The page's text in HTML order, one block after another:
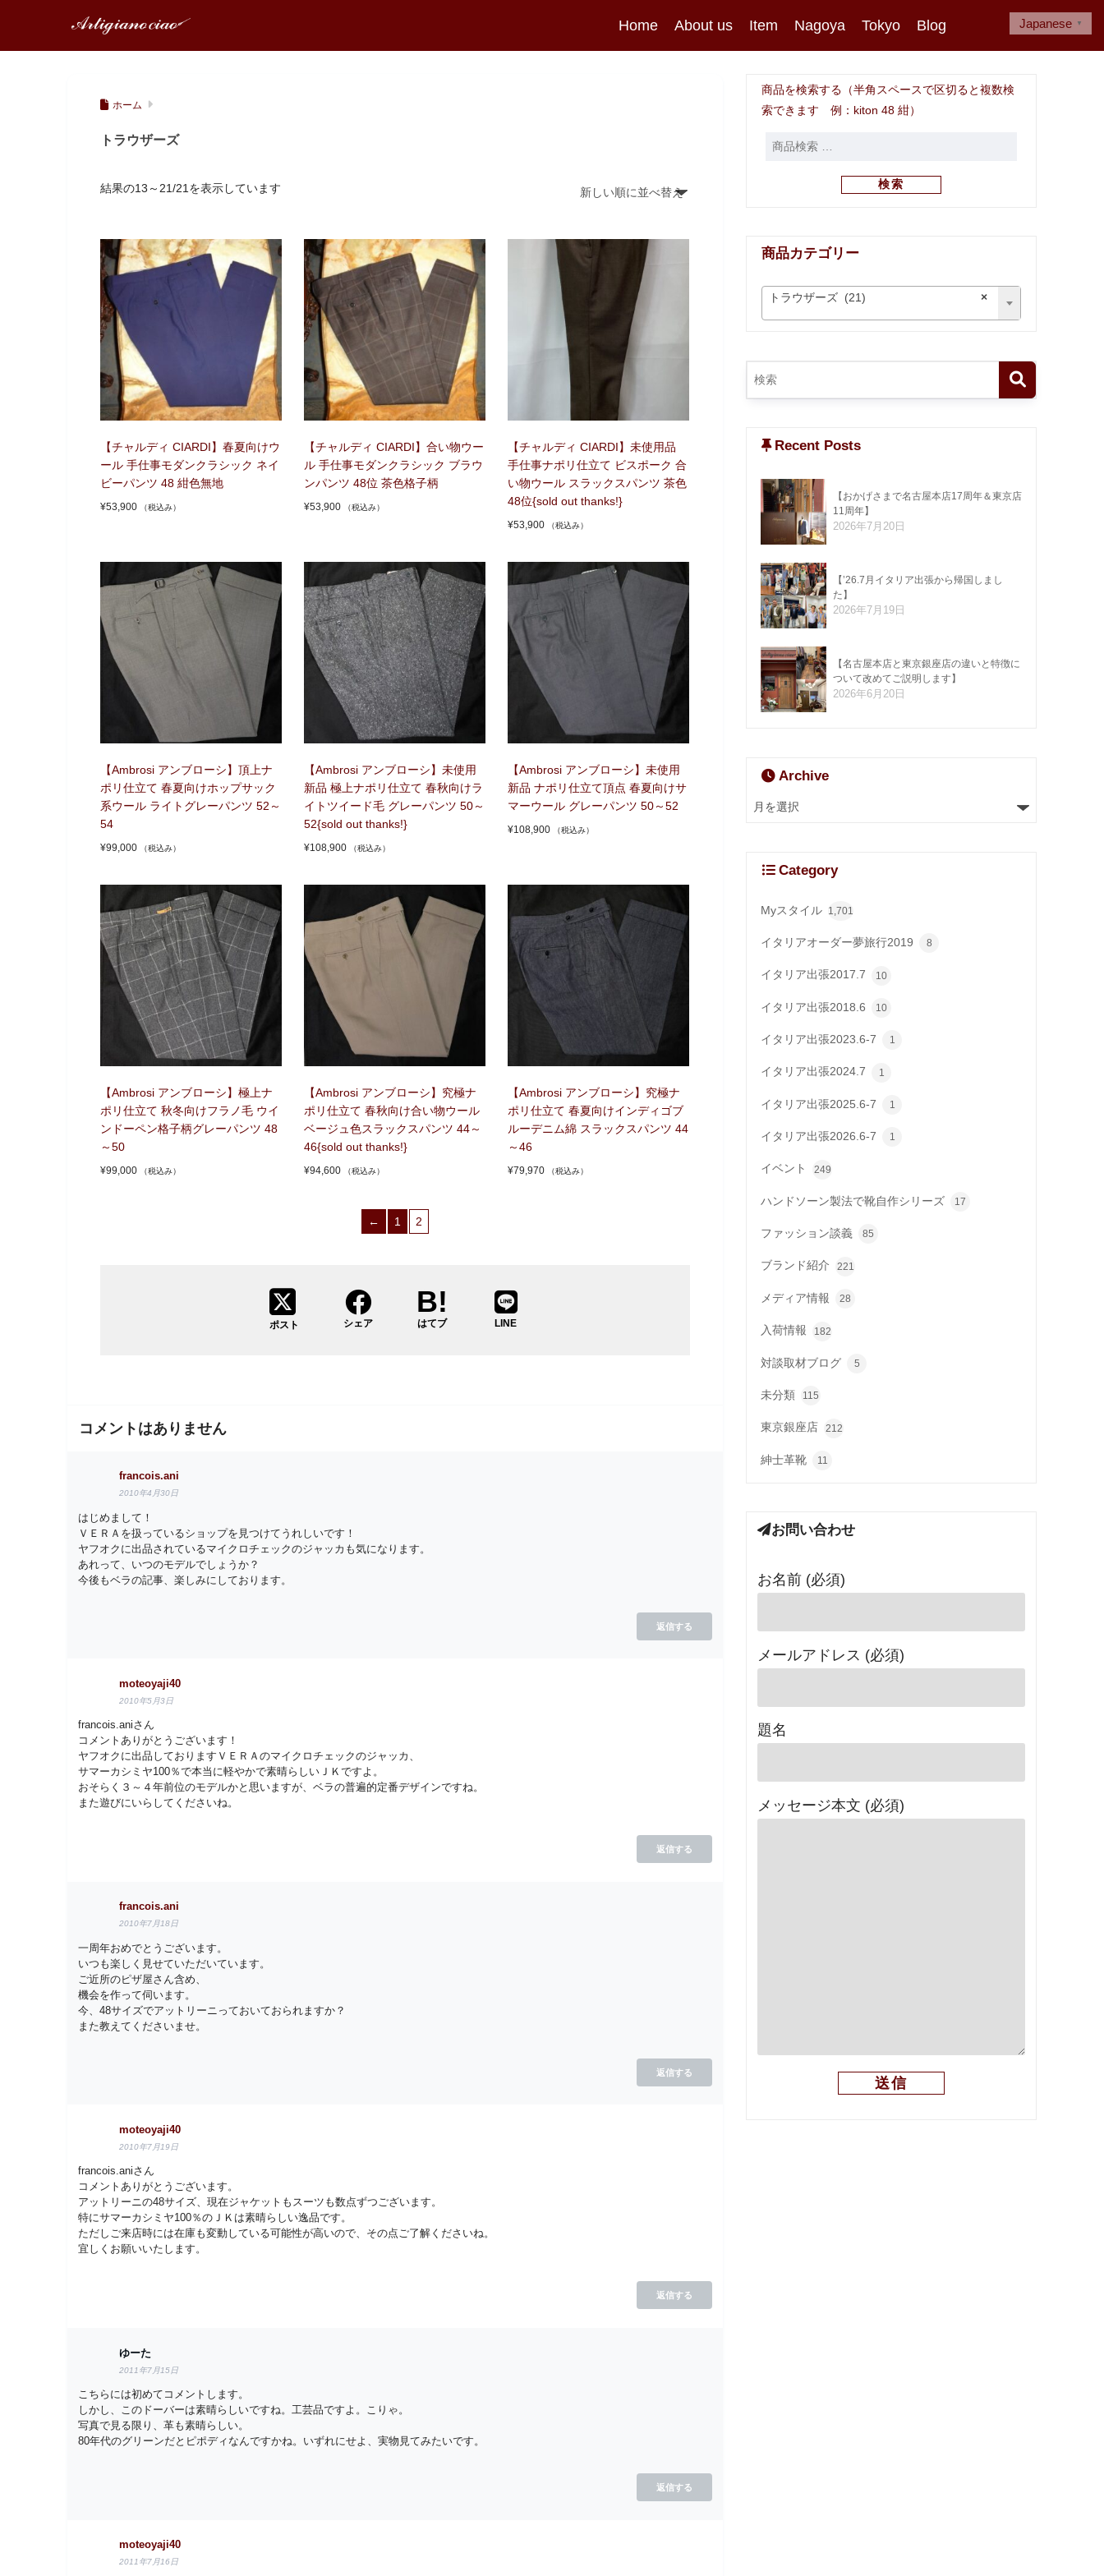
Home About us Item Nagoya Tokyo Blog
ホーム
トラウザーズ
結果の13～21/21を表示しています
【チャルディ CIARDI】春夏向けウ
ール 手仕事モダンクラシック ネイ
ビーパンツ 48 紺色無地
¥53,900 （税込み）
【チャルディ CIARDI】合い物ウー
ル 手仕事モダンクラシック ブラウ
ンパンツ 48位 茶色格子柄
¥53,900 （税込み）
【チャルディ CIARDI】未使用品
手仕事ナポリ仕立て ビスポーク 合
い物ウール スラックスパンツ 茶色
48位{sold out thanks!}
¥53,900 （税込み）
【Ambrosi アンブローシ】頂上ナ
ポリ仕立て 春夏向けホップサック
系ウール ライトグレーパンツ 52～
54
¥99,000 （税込み）
【Ambrosi アンブローシ】未使用
新品 極上ナポリ仕立て 春秋向けラ
イトツイード毛 グレーパンツ 50～
52{sold out thanks!}
¥108,900 （税込み）
【Ambrosi アンブローシ】未使用
新品 ナポリ仕立て頂点 春夏向けサ
マーウール グレーパンツ 50～52
¥108,900 （税込み）
【Ambrosi アンブローシ】極上ナ
ポリ仕立て 秋冬向けフラノ毛 ウイ
ンドーペン格子柄グレーパンツ 48
～50
¥99,000 （税込み）
【Ambrosi アンブローシ】究極ナ
ポリ仕立て 春秋向け合い物ウール
ベージュ色スラックスパンツ 44～
46{sold out thanks!}
¥94,600 （税込み）
【Ambrosi アンブローシ】究極ナ
ポリ仕立て 春夏向けインディゴブ
ルーデニム綿 スラックスパンツ 44
～46
¥79,970 （税込み）
← 1 2
ポスト シェア はてブ LINE
コメントはありません
francois.ani
2010年4月30日
はじめまして！
ＶＥＲＡを扱っているショップを見つけてうれしいです！
ヤフオクに出品されているマイクロチェックのジャッカも気になります。
あれって、いつのモデルでしょうか？
今後もベラの記事、楽しみにしております。
返信する
moteoyaji40
2010年5月3日
francois.aniさん
コメントありがとうございます！
ヤフオクに出品しておりますＶＥＲＡのマイクロチェックのジャッカ、
サマーカシミヤ100％で本当に軽やかで素晴らしいＪＫですよ。
おそらく３～４年前位のモデルかと思いますが、ベラの普遍的定番デザインですね。
また遊びにいらしてくださいね。
返信する
francois.ani
2010年7月18日
一周年おめでとうございます。
いつも楽しく見せていただいています。
ご近所のピザ屋さん含め、
機会を作って伺います。
今、48サイズでアットリーニっておいておられますか？
また教えてくださいませ。
返信する
moteoyaji40
2010年7月19日
francois.aniさん
コメントありがとうございます。
アットリーニの48サイズ、現在ジャケットもスーツも数点ずつございます。
特にサマーカシミヤ100％のＪＫは素晴らしい逸品です。
ただしご来店時には在庫も変動している可能性が高いので、その点ご了解くださいね。
宜しくお願いいたします。
返信する
ゆーた
2011年7月15日
こちらには初めてコメントします。
しかし、このドーバーは素晴らしいですね。工芸品ですよ。こりゃ。
写真で見る限り、革も素晴らしい。
80年代のグリーンだとピポディなんですかね。いずれにせよ、実物見てみたいです。
返信する
moteoyaji40
2011年7月16日
商品を検索する（半角スペースで区切ると複数検
索できます 例：kiton 48 紺）
検索
商品カテゴリー
×
トラウザーズ (21)
Recent Posts
【おかげさまで名古屋本店17周年＆東京店
11周年】
2026年7月20日
【’26.7月イタリア出張から帰国しまし
た】
2026年7月19日
【名古屋本店と東京銀座店の違いと特徴に
ついて改めてご説明します】
2026年6月20日
Archive
Category
Myスタイル 1,701
イタリアオーダー夢旅行2019 8
イタリア出張2017.7 10
イタリア出張2018.6 10
イタリア出張2023.6-7 1
イタリア出張2024.7 1
イタリア出張2025.6-7 1
イタリア出張2026.6-7 1
イベント 249
ハンドソーン製法で靴自作シリーズ 17
ファッション談義 85
ブランド紹介 221
メディア情報 28
入荷情報 182
対談取材ブログ 5
未分類 115
東京銀座店 212
紳士革靴 11
お問い合わせ
お名前 (必須)
メールアドレス (必須)
題名
メッセージ本文 (必須)
Japanese ▼